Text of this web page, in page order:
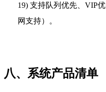
19) 支持队列优先、VIP
网支持）。
八、 系统产品清单